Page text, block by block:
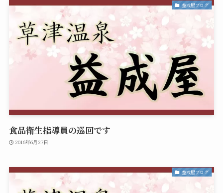
益成屋ブログ
食品衛生指導員の巡回です
2016年6月27日
益成屋ブログ